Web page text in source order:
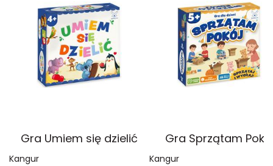
Gra Umiem się dzielić
Kangur
Gra Sprzątam
Kangur